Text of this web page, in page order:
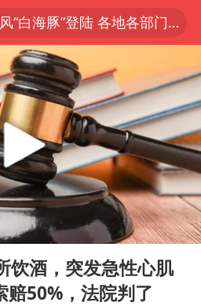
台风“白海豚”登陆 各地各部门全力应对
分银行上调存款利率
阳加盟《披荆斩棘》
新疆生产建设兵团生态环境局原局长被查
龙的鼻子怎么了
暴雨已致多处积水
三预警齐发 11个省份有大到暴雨
地铁4条线路全线停运
鼓励居家办公
平卫生间补漏注胶花1.55万
00:44
饮酒，突发急性心肌
赔50%，法院判了